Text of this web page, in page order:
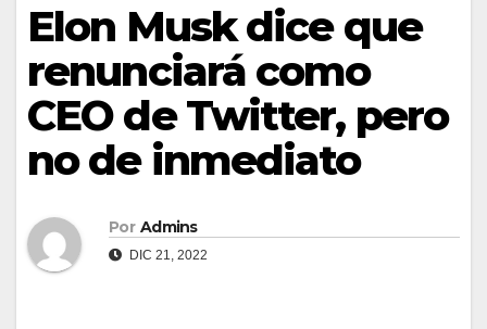
Elon Musk dice que
renunciará como
CEO de Twitter, pero
no de inmediato
Por Admins
DIC 21, 2022